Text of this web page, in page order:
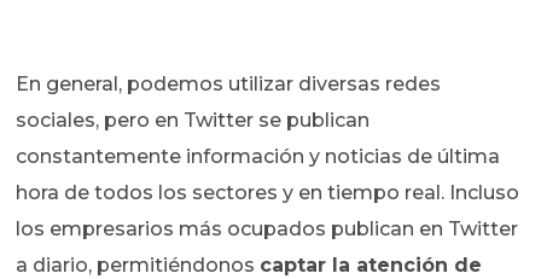
En general, podemos utilizar diversas redes
sociales, pero en Twitter se publican
constantemente información y noticias de última
hora de todos los sectores y en tiempo real. Incluso
los empresarios más ocupados publican en Twitter
a diario, permitiéndonos captar la atención de